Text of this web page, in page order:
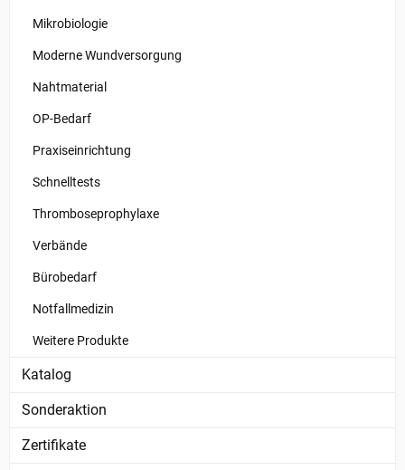
Mikrobiologie
Moderne Wundversorgung
Nahtmaterial
OP-Bedarf
Praxiseinrichtung
Schnelltests
Thromboseprophylaxe
Verbände
Bürobedarf
Notfallmedizin
Weitere Produkte
Katalog
Sonderaktion
Zertifikate